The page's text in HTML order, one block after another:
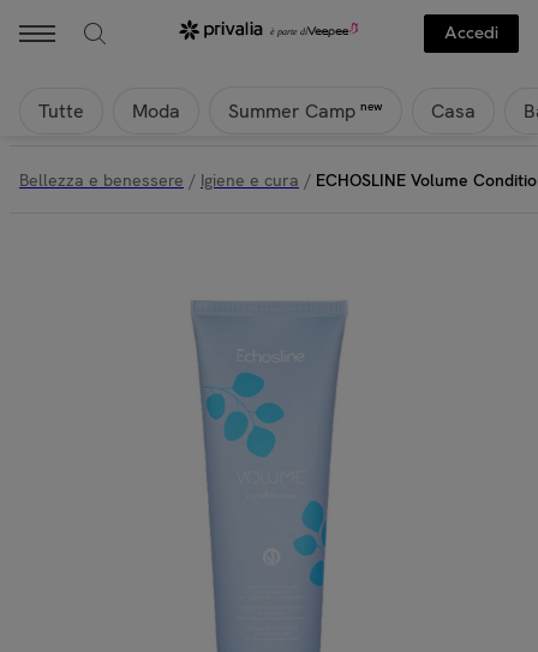
Accedi
Tutte Moda Summer Camp new Casa
Bellezza e benessere / Igiene e cura / ECHOSLINE Volume